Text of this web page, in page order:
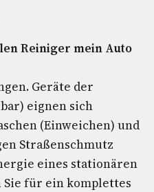
Reiniger mein Auto
Geräte der
eignen sich
(Einweichen) und
Straßenschmutz
eines stationären
Sie für ein komplettes